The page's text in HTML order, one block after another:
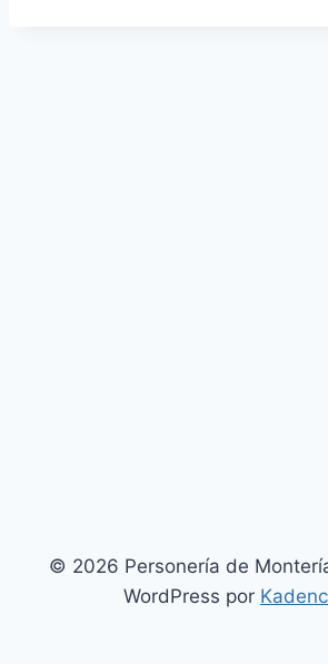
© 2026 Personería de
WordPress por